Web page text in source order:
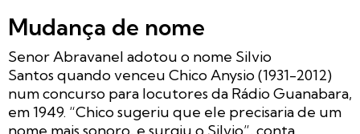
Mudança de nome
Senor Abravanel adotou o nome Silvio
Santos quando venceu Chico Anysio (1931-2012)
num concurso para locutores da Rádio Guanabara,
em 1949. “Chico sugeriu que ele precisaria de um
nome mais sonoro, e surgiu o Silvio”, conta